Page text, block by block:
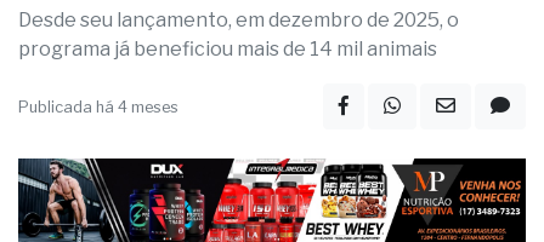
Desde seu lançamento, em dezembro de 2025, o
programa já beneficiou mais de 14 mil animais
Publicada há 4 meses